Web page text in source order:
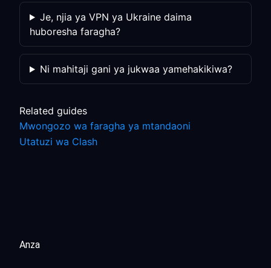
Je, njia ya VPN ya Ukraine daima
huboresha faragha?
Ni mahitaji gani ya jukwaa yamehakikiwa?
Related guides
Mwongozo wa faragha ya mtandaoni
Utatuzi wa Clash
Anza